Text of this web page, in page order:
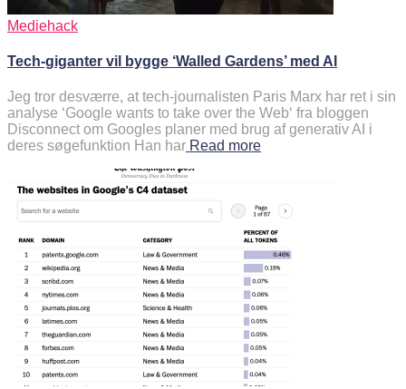
Mediehack
Tech-giganter vil bygge ‘Walled Gardens’ med AI
Jeg tror desværre, at tech-journalisten Paris Marx har ret i sin
analyse ‘Google wants to take over the Web‘ fra bloggen
Disconnect om Googles planer med brug af generativ AI i
deres søgefunktion Han har Read more